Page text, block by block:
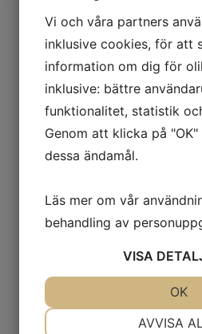
● Höjd 2500 mm
● 1 st Gavlar galvade
● 4 st Bärbalkar
mm
● 9 st Pallplatser inkl
● Max 500 kg/pallplats
● Max 8 ton per gavel
Vi och våra partners
inklusive cookies, för att
information om dig för
inklusive: bättre
funktionalitet, statistik
Genom att klicka på
dessa ändamål.
Läs mer om vår
behandling av
VISA
AVVISA
OK